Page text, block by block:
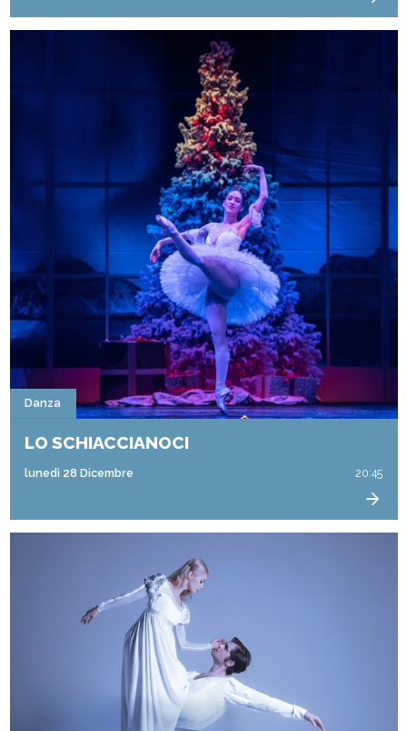
Danza
LO SCHIACCIANOCI
lunedì 28 Dicembre 20:45